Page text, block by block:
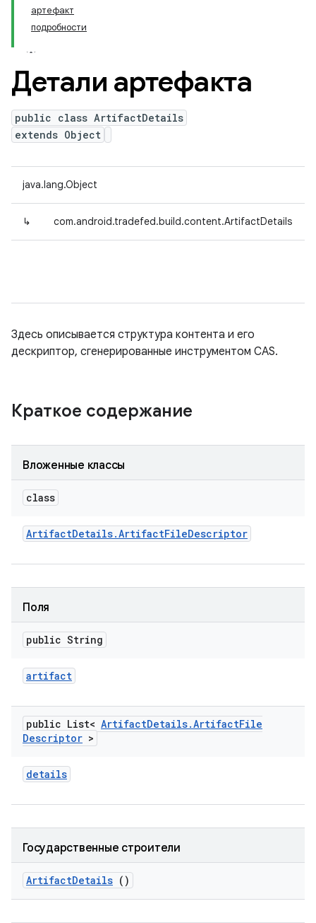
артефакт
подробности
Детали артефакта
public class ArtifactDetails
extends Object
java.lang.Object
↳ com.android.tradefed.build.content.ArtifactDetails
Здесь описывается структура контента и его
дескриптор, сгенерированные инструментом CAS.
Краткое содержание
Вложенные классы
class
ArtifactDetails.ArtifactFileDescriptor
Поля
public String
artifact
public List< ArtifactDetails.ArtifactFile
Descriptor >
details
Государственные строители
ArtifactDetails ()